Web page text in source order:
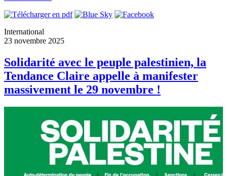
International
23 novembre 2025
Solidarité avec le peuple palestinien, la
Tendance Claire appelle à manifester
massivement le 29 novembre !